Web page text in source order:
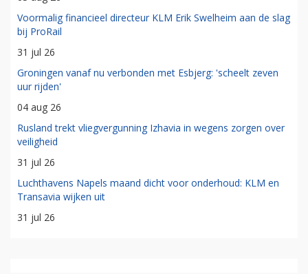
Voormalig financieel directeur KLM Erik Swelheim aan de slag
bij ProRail
31 jul 26
Groningen vanaf nu verbonden met Esbjerg: 'scheelt zeven
uur rijden'
04 aug 26
Rusland trekt vliegvergunning Izhavia in wegens zorgen over
veiligheid
31 jul 26
Luchthavens Napels maand dicht voor onderhoud: KLM en
Transavia wijken uit
31 jul 26